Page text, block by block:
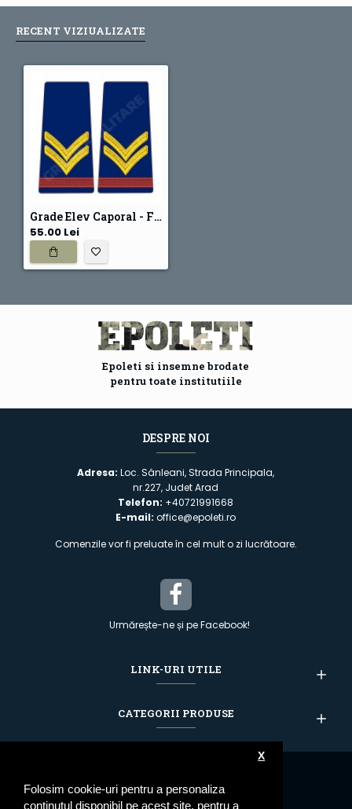
Folosim cookie-uri pentru a personaliza
conținutul disponibil pe acest site, pentru a
X
RECENT VIZIUALIZATE
Grade Elev Caporal - Forte Terestre oras (Scolarizare 1 si 2 ani)
55.00 Lei
Epoleti si insemne brodate
pentru toate institutiile
DESPRE NOI
Adresa:Loc. Sânleani, Strada Principala,
nr.227, Judet Arad
Telefon: +40721991668
E-mail: office@epoleti.ro
Comenzile vor fi preluate în cel mult o zi lucrătoare.
Urmărește-ne și pe Facebook!
LINK-URI UTILE
CATEGORII PRODUSE